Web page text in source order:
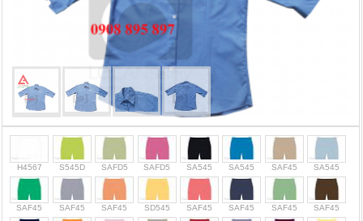
H4567 S545D SAFD5 SAFD5 SA545 SA545 SAF45 SA545
SAF45 SAF45 SAF45 SD545 SAF45 SAF45 SAF45 SAF45
Cọc giao thông, rào chắn công trình
Bình chữa cháy, cứu hỏa
Chính sách bảo mật thông tin